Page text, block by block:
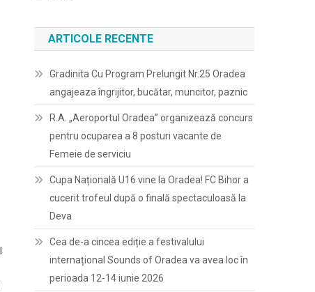
ARTICOLE RECENTE
Gradinita Cu Program Prelungit Nr.25 Oradea
angajeaza îngrijitor, bucătar, muncitor, paznic
R.A. „Aeroportul Oradea” organizează concurs
pentru ocuparea a 8 posturi vacante de
Femeie de serviciu
Cupa Națională U16 vine la Oradea! FC Bihor a
cucerit trofeul după o finală spectaculoasă la
Deva
Cea de-a cincea ediție a festivalului
internațional Sounds of Oradea va avea loc în
perioada 12-14 iunie 2026